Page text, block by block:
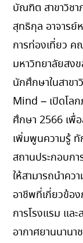
บัณฑิต สาขาวิชา
สุทธิกุล อาจารย์
การท่องเที่ยว ค
มหาวิทยาลัยสง
นักศึกษาในสาข
Mind – เปิดโล
ศึกษา 2566 เพื่
เพิ่มพูนความรู้ ทั
สถานประกอบก
ให้สามารถนำคว
อาชีพที่เกี่ยวข้อ
การโรงแรม แล
อากาศยานนานา